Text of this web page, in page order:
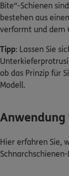
Bite“-Schienen
bestehen aus
verformt und dem
Tipp: Lassen Sie
ob das Prinzip für
Modell.
Anwendung
Hier erfahren Sie,